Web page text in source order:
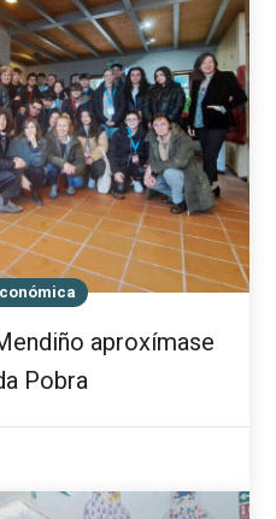
aproxímase
Pobra